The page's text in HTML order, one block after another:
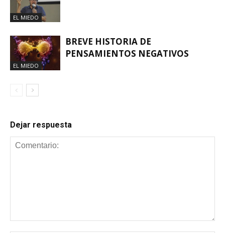
EL MIEDO
EL MIEDO
BREVE HISTORIA DE
PENSAMIENTOS NEGATIVOS
Dejar respuesta